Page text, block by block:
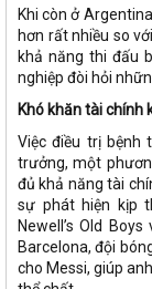
Khi còn ở
hơn rất nhiều so
khả năng thi đấu
nghiệp đòi hỏi
Khó khăn tài chính
Việc điều trị bệnh
trưởng, một
đủ khả năng tài
sự phát hiện kịp
Newell’s Old
Barcelona, đội
cho Messi, giúp